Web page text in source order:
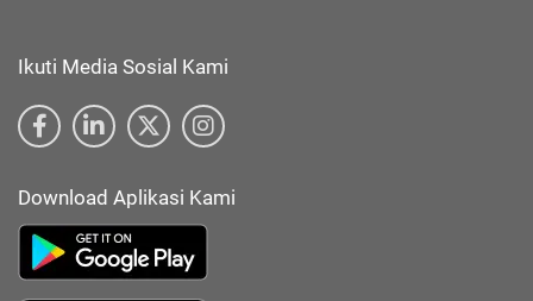
Ikuti Media Sosial Kami
Download Aplikasi Kami